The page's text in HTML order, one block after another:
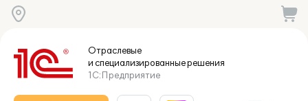
Отраслевые
и специализированныерешения
1С:Предприятие